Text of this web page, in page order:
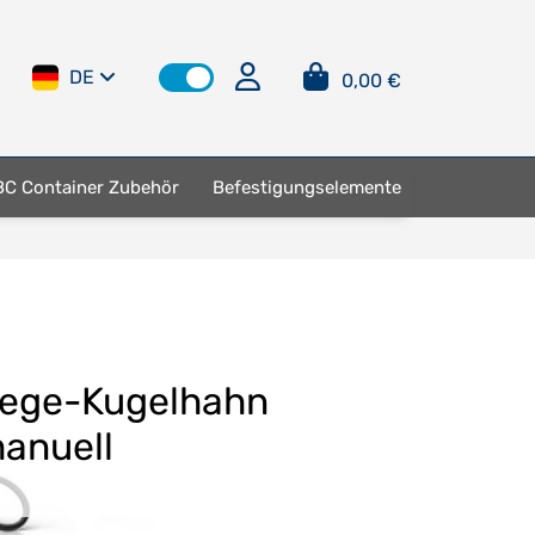
DE 0,00 €
Container Zubehör Befestigungselemente
Kugelhahn